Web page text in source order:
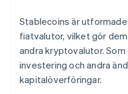
Stablecoins är
fiatvalutor, vilket gör
andra kryptovalutor.
investering och andra
kapitalöverföringar.